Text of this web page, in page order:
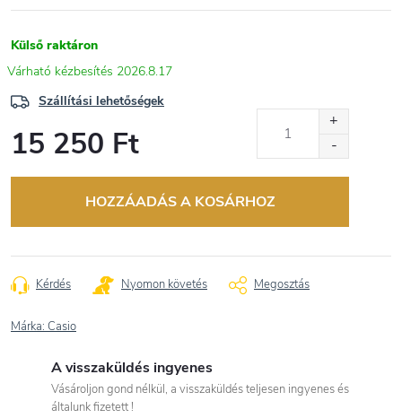
Külső raktáron
2026.8.17
Szállítási lehetőségek
15 250 Ft
HOZZÁADÁS A KOSÁRHOZ
Kérdés Nyomon követés Megosztás
Márka: Casio
A visszaküldés ingyenes
Vásároljon gond nélkül, a visszaküldés teljesen ingyenes és
általunk fizetett !